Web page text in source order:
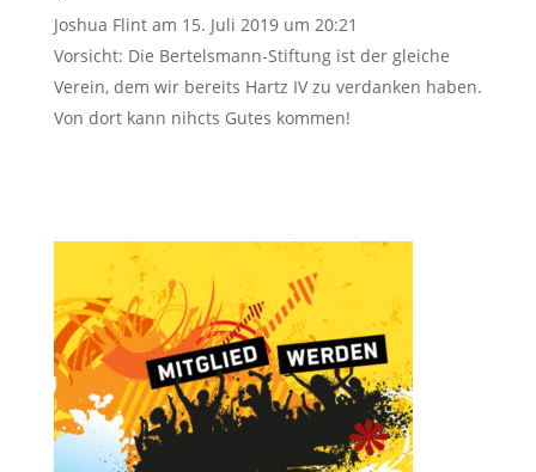
Joshua Flint am 15. Juli 2019 um 20:21
Vorsicht: Die Bertelsmann-Stiftung ist der gleiche
Verein, dem wir bereits Hartz IV zu verdanken haben.
Von dort kann nihcts Gutes kommen!